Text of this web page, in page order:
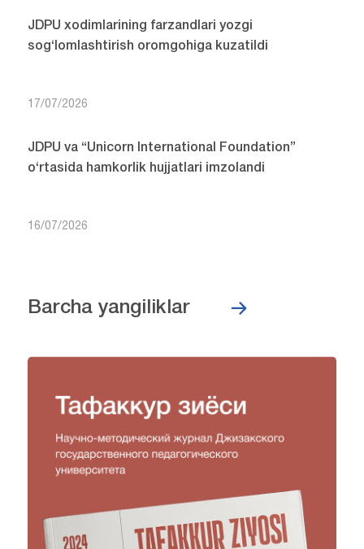
JDPU xodimlarining farzandlari yozgi
sog‘lomlashtirish oromgohiga kuzatildi
17/07/2026
JDPU va “Unicorn International Foundation”
o‘rtasida hamkorlik hujjatlari imzolandi
16/07/2026
Barcha yangiliklar